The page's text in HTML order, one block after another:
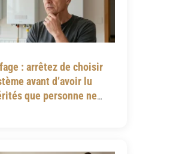
: arrêtez de choisir
avant d’avoir lu
que personne ne